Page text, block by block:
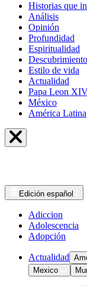
Historias que
Análisis
Opinión
Profundidad
Espiritualidad
Descubrimiento
Estilo de vida
Actualidad
Papa Leon
México
América Latina
Edición español
Adiccion
Adolescencia
Adopción
Actualidad
Mexico